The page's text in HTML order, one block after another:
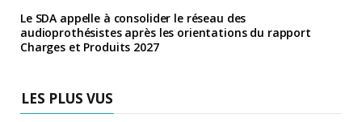
Le SDA appelle à consolider le réseau des
audioprothésistes après les orientations du rapport
Charges et Produits 2027
LES PLUS VUS